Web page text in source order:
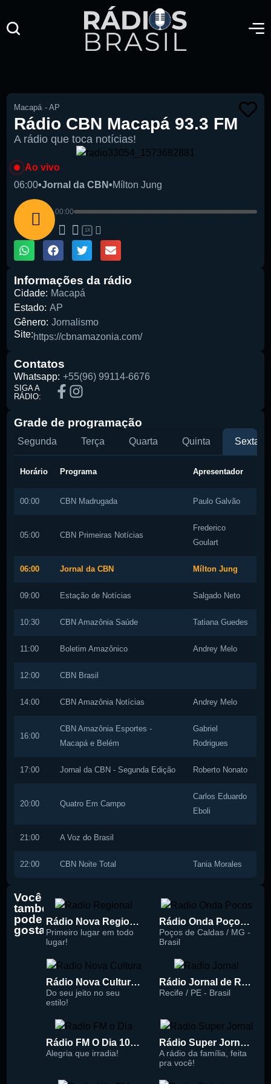
Macapá -AP
Rádio CBN Macapá 93.3 FM
A rádio que toca notícias!
Ao vivo
06:00•Jornal da CBN•Mílton Jung
00:00
1X
Informações da rádio
Cidade: Macapá
Estado: AP
Gênero: Jornalismo
Site:https://cbnamazonia.com/
Contatos
Whatsapp: +55(96) 99114-6676
SIGA A
RÁDIO:
Grade de programação
Segunda Terça Quarta Quinta Sexta
Horário Programa Apresentador
00:00 CBN Madrugada Paulo Galvão
05:00 CBN Primeiras Notícias
Frederico
Goulart
06:00 Jornal da CBN Mílton Jung
09:00 Estação de Notícias Salgado Neto
10:30 CBN Amazônia Saúde Tatiana Guedes
11:00 Boletim Amazônico Andrey Melo
12:00 CBN Brasil
14:00 CBN Amazônia Notícias Andrey Melo
16:00
CBN Amazônia Esportes -
Macapá e Belém
Gabriel
Rodrigues
17:00 Jornal da CBN - Segunda Edição Roberto Nonato
20:00 Quatro Em Campo
Carlos Eduardo
Eboli
21:00 A Voz do Brasil
22:00 CBN Noite Total Tania Morales
Você
também
pode
gostar
Rádio Nova Regional 91.5 FM
Primeiro lugar em todo
lugar!
Rádio Onda Poços 96.7 FM
Poços de Caldas / MG -
Brasil
Rádio Nova Cultura 93.1 FM
Do seu jeito no seu
estilo!
Rádio Jornal de Recife 90.3 FM
Recife / PE - Brasil
Rádio FM O Dia 100.5
Alegria que irradia!
Rádio Super Jornal 105.7 FM
A rádio da família, feita
pra você!